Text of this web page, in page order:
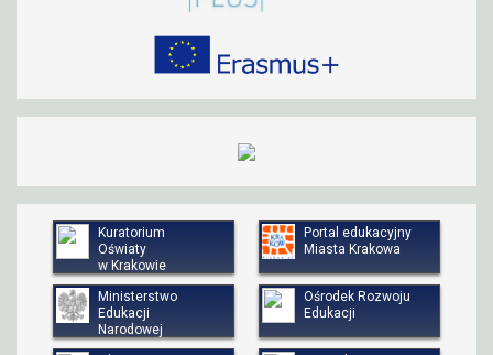
Kuratorium
Oświaty
w Krakowie
Portal edukacyjny
Miasta Krakowa
Ministerstwo
Edukacji
Narodowej
Ośrodek Rozwoju
Edukacji